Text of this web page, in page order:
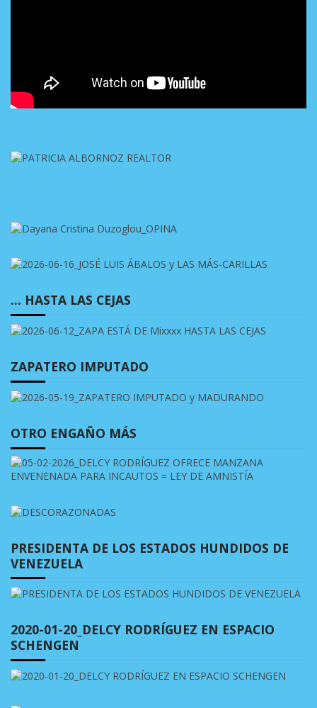
… HASTA LAS CEJAS
ZAPATERO IMPUTADO
OTRO ENGAÑO MÁS
PRESIDENTA DE LOS ESTADOS HUNDIDOS DE
VENEZUELA
2020-01-20_DELCY RODRÍGUEZ EN ESPACIO
SCHENGEN